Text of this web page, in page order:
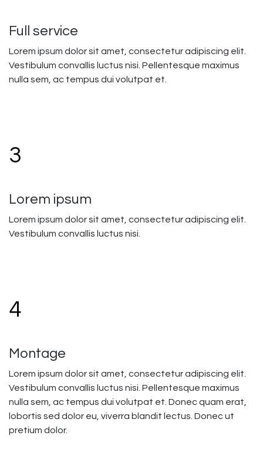
Full service
Lorem ipsum dolor sit amet, consectetur adipiscing elit.
Vestibulum convallis luctus nisi. Pellentesque maximus
nulla sem, ac tempus dui volutpat et.
3
Lorem ipsum
Lorem ipsum dolor sit amet, consectetur adipiscing elit.
Vestibulum convallis luctus nisi.
4
Montage
Lorem ipsum dolor sit amet, consectetur adipiscing elit.
Vestibulum convallis luctus nisi. Pellentesque maximus
nulla sem, ac tempus dui volutpat et. Donec quam erat,
lobortis sed dolor eu, viverra blandit lectus. Donec ut
pretium dolor.